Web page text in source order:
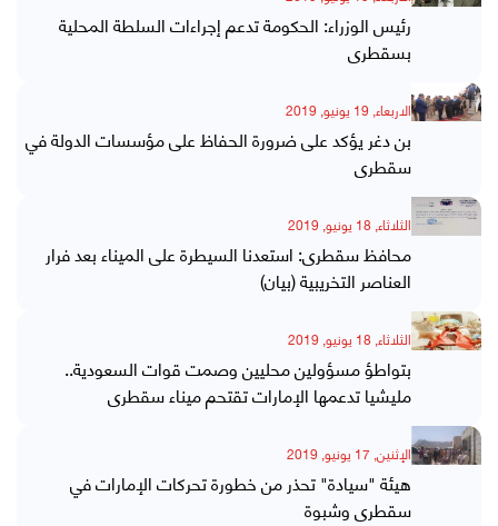
رئيس الوزراء: الحكومة تدعم إجراءات السلطة المحلية
بسقطرى
الاربعاء, 19 يونيو, 2019
بن دغر يؤكد على ضرورة الحفاظ على مؤسسات الدولة في
سقطرى
الثلاثاء, 18 يونيو, 2019
محافظ سقطرى: استعدنا السيطرة على الميناء بعد فرار
العناصر التخريبية (بيان)
الثلاثاء, 18 يونيو, 2019
بتواطؤ مسؤولين محليين وصمت قوات السعودية..
مليشيا تدعمها الإمارات تقتحم ميناء سقطرى
الإثنين, 17 يونيو, 2019
هيئة "سيادة" تحذر من خطورة تحركات الإمارات في
سقطرى وشبوة